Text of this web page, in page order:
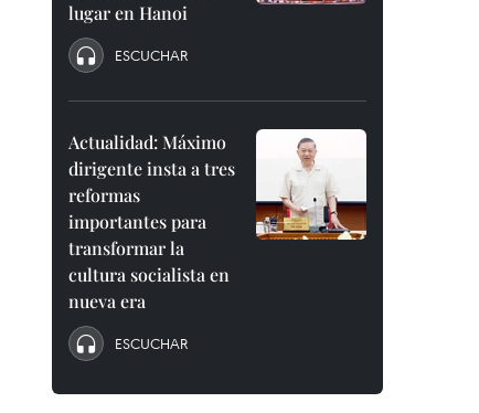
lugar en Hanoi
ESCUCHAR
Actualidad: Máximo
dirigente insta a tres
reformas
importantes para
transformar la
cultura socialista en
nueva era
ESCUCHAR